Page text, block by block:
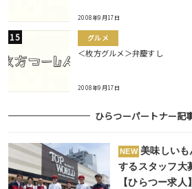
2008年9月17日
グルメ
＜枚方グルメ＞弁慶すし
2008年9月17日
ひらつーパートナー記
NEW 美味しい
するスタッフ
【ひらつー求人】